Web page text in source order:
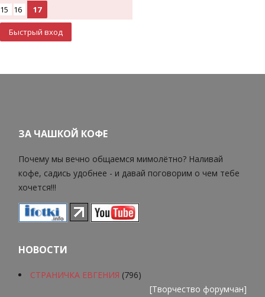
15
16 17
ЗА ЧАШКОЙ КОФЕ
Почему мы вечно общаемся мимолётно? Наливай
кофе, садись удобнее - и давай поговорим о чем тебе
хочется!!!
НОВОСТИ
СТРАНИЧКА ЕВГЕНИЯ (796)
[Творчество форумчан]